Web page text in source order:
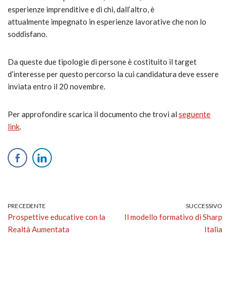
esperienze imprenditive e di chi, dall’altro, è
attualmente impegnato in esperienze lavorative che non lo
soddisfano.
Da queste due tipologie di persone è costituito il target
d’interesse per questo percorso la cui candidatura deve essere
inviata entro il 20 novembre.
Per approfondire scarica il documento che trovi al seguente
link.
PRECEDENTE
Prospettive educative con la
Realtà Aumentata
SUCCESSIVO
Il modello formativo di Sharp
Italia